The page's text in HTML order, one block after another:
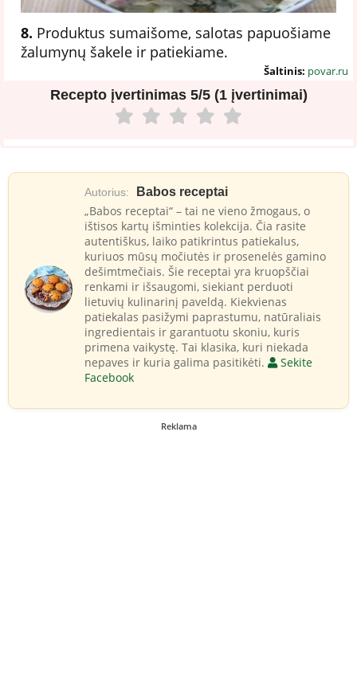
8. Produktus sumaišome, salotas papuošiame
žalumynų šakele ir patiekiame.
Šaltinis: povar.ru
Recepto įvertinimas 5/5 (1 įvertinimai)
Autorius: Babos receptai
„Babos receptai“ – tai ne vieno žmogaus, o
ištisos kartų išminties kolekcija. Čia rasite
autentiškus, laiko patikrintus patiekalus,
kuriuos mūsų močiutės ir prosenelės gamino
dešimtmečiais. Šie receptai yra kruopščiai
renkami ir išsaugomi, siekiant perduoti
lietuvių kulinarinį paveldą. Kiekvienas
patiekalas pasižymi paprastumu, natūraliais
ingredientais ir garantuotu skoniu, kuris
primena vaikystę. Tai klasika, kuri niekada
nepaves ir kuria galima pasitikėti.
Sekite
Facebook
Reklama